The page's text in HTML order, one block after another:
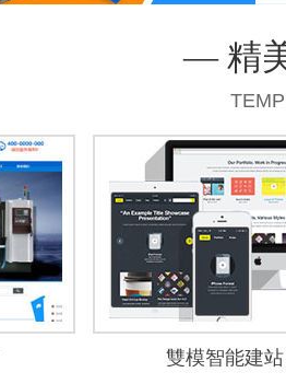
— 精
雙模智能建站